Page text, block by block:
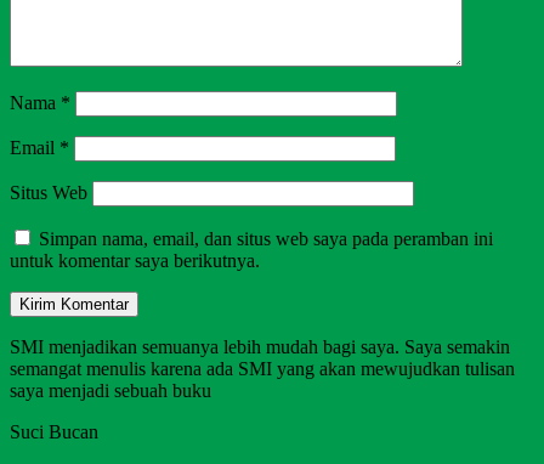
Nama *
Email *
Situs Web
Simpan nama, email, dan situs web saya pada peramban ini
untuk komentar saya berikutnya.
SMI menjadikan semuanya lebih mudah bagi saya. Saya semakin
semangat menulis karena ada SMI yang akan mewujudkan tulisan
saya menjadi sebuah buku
Suci Bucan